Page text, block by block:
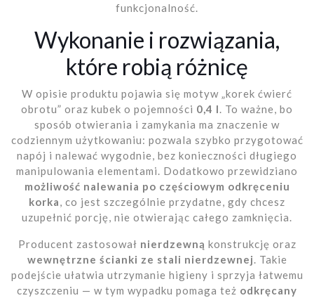
funkcjonalność.
Wykonanie i rozwiązania,
które robią różnicę
W opisie produktu pojawia się motyw „korek ćwierć
obrotu” oraz kubek o pojemności 0,4 l. To ważne, bo
sposób otwierania i zamykania ma znaczenie w
codziennym użytkowaniu: pozwala szybko przygotować
napój i nalewać wygodnie, bez konieczności długiego
manipulowania elementami. Dodatkowo przewidziano
możliwość nalewania po częściowym odkręceniu
korka, co jest szczególnie przydatne, gdy chcesz
uzupełnić porcję, nie otwierając całego zamknięcia.
Producent zastosował nierdzewną konstrukcję oraz
wewnętrzne ścianki ze stali nierdzewnej. Takie
podejście ułatwia utrzymanie higieny i sprzyja łatwemu
czyszczeniu — w tym wypadku pomaga też odkręcany